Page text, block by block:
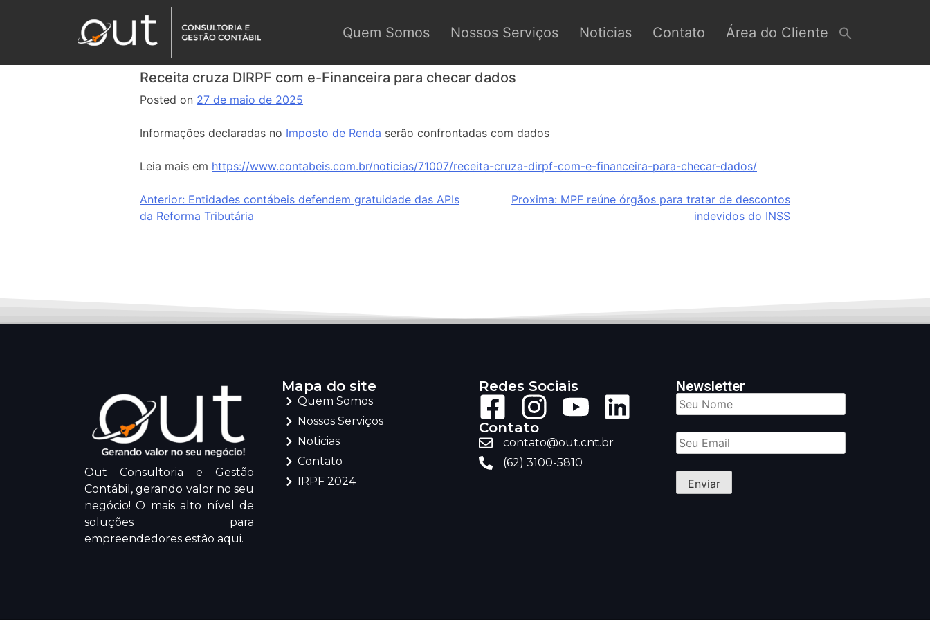
Quem Somos Nossos Serviços Noticias Contato Área do Cliente
Receita cruza DIRPF com e-Financeira para checar dados
Posted on 27 de maio de 2025
Informações declaradas no Imposto de Renda serão confrontadas com dados
Leia mais em https://www.contabeis.com.br/noticias/71007/receita-cruza-dirpf-com-e-financeira-para-checar-dados/
Anterior: Entidades contábeis defendem gratuidade das APIs
da Reforma Tributária
Proxima: MPF reúne órgãos para tratar de descontos
indevidos do INSS
Out Consultoria e Gestão
Contábil, gerando valor no seu
negócio! O mais alto nível de
soluções para
empreendedores estão aqui.
Mapa do site
Quem Somos
Nossos Serviços
Noticias
Contato
IRPF 2024
Redes Sociais
Contato
contato@out.cnt.br
(62) 3100-5810
Newsletter